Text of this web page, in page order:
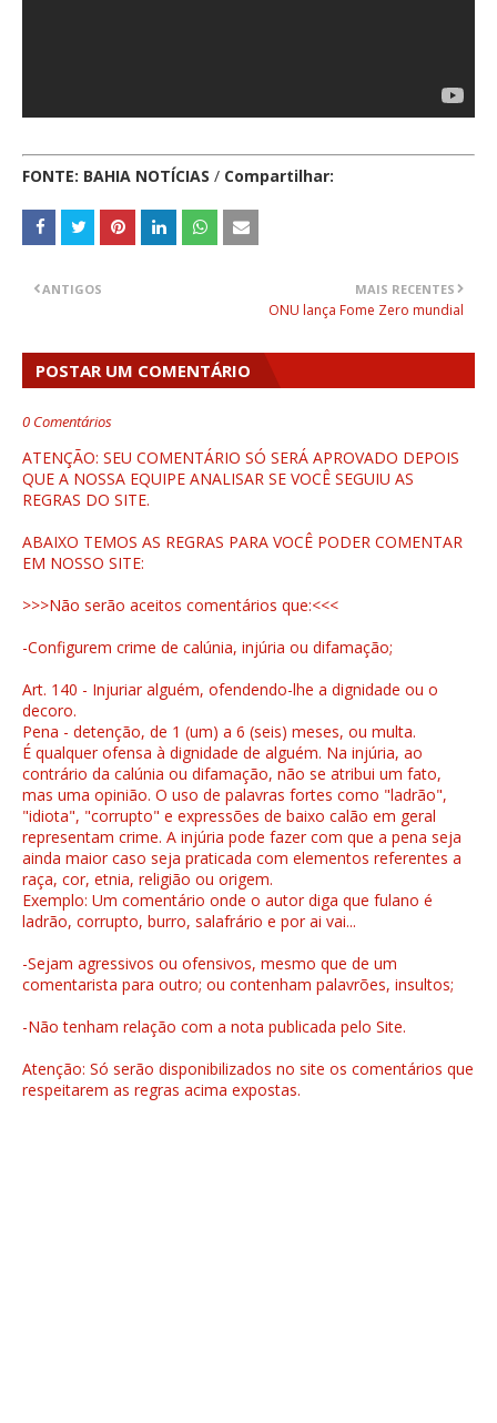
FONTE: BAHIA NOTÍCIAS / Compartilhar:
MAIS RECENTES
ONU lança Fome Zero mundial
ANTIGOS
POSTAR UM COMENTÁRIO
0 Comentários
ATENÇÃO: SEU COMENTÁRIO SÓ SERÁ APROVADO DEPOIS
QUE A NOSSA EQUIPE ANALISAR SE VOCÊ SEGUIU AS
REGRAS DO SITE.
ABAIXO TEMOS AS REGRAS PARA VOCÊ PODER COMENTAR
EM NOSSO SITE:
>>>Não serão aceitos comentários que:<<<
-Configurem crime de calúnia, injúria ou difamação;
Art. 140 - Injuriar alguém, ofendendo-lhe a dignidade ou o
decoro.
Pena - detenção, de 1 (um) a 6 (seis) meses, ou multa.
É qualquer ofensa à dignidade de alguém. Na injúria, ao
contrário da calúnia ou difamação, não se atribui um fato,
mas uma opinião. O uso de palavras fortes como "ladrão",
"idiota", "corrupto" e expressões de baixo calão em geral
representam crime. A injúria pode fazer com que a pena seja
ainda maior caso seja praticada com elementos referentes a
raça, cor, etnia, religião ou origem.
Exemplo: Um comentário onde o autor diga que fulano é
ladrão, corrupto, burro, salafrário e por ai vai...
-Sejam agressivos ou ofensivos, mesmo que de um
comentarista para outro; ou contenham palavrões, insultos;
-Não tenham relação com a nota publicada pelo Site.
Atenção: Só serão disponibilizados no site os comentários que
respeitarem as regras acima expostas.